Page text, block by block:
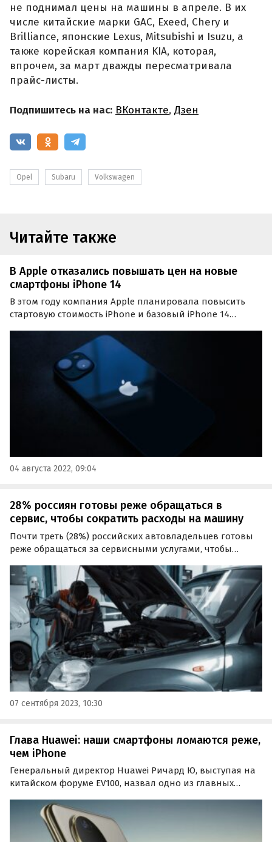
не поднимал цены на машины в апреле. В их
числе китайские марки GAC, Exeed, Chery и
Brilliance, японские Lexus, Mitsubishi и Isuzu, а
также корейская компания KIA, которая,
впрочем, за март дважды пересматривала
прайс-листы.
Подпишитесь на нас: ВКонтакте, Дзен
Opel Subaru Volkswagen
Читайте также
В Apple отказались повышать цен на новые
смартфоны iPhone 14
В этом году компания Apple планировала повысить
стартовую стоимость iPhone и базовый iPhone 14
Однако в последний момент топ-менеджеры
компании отказались от этого решения, утверждают
китайские…
04 августа 2022, 09:04
28% россиян готовы реже обращаться в
сервис, чтобы сократить расходы на машину
Почти треть (28%) российских автовладельцев готовы
реже обращаться за сервисными услугами, чтобы
совместного опроса сервиса «СберАвто» и
медиахолдинга Rambler&Co, которые появились в
распоряжении…
07 сентября 2023, 10:30
Глава Huawei: наши смартфоны ломаются реже,
чем iPhone
Генеральный директор Huawei Ричард Ю, выступая на
китайском форуме EV100, назвал одно из главных
устройствами Apple.